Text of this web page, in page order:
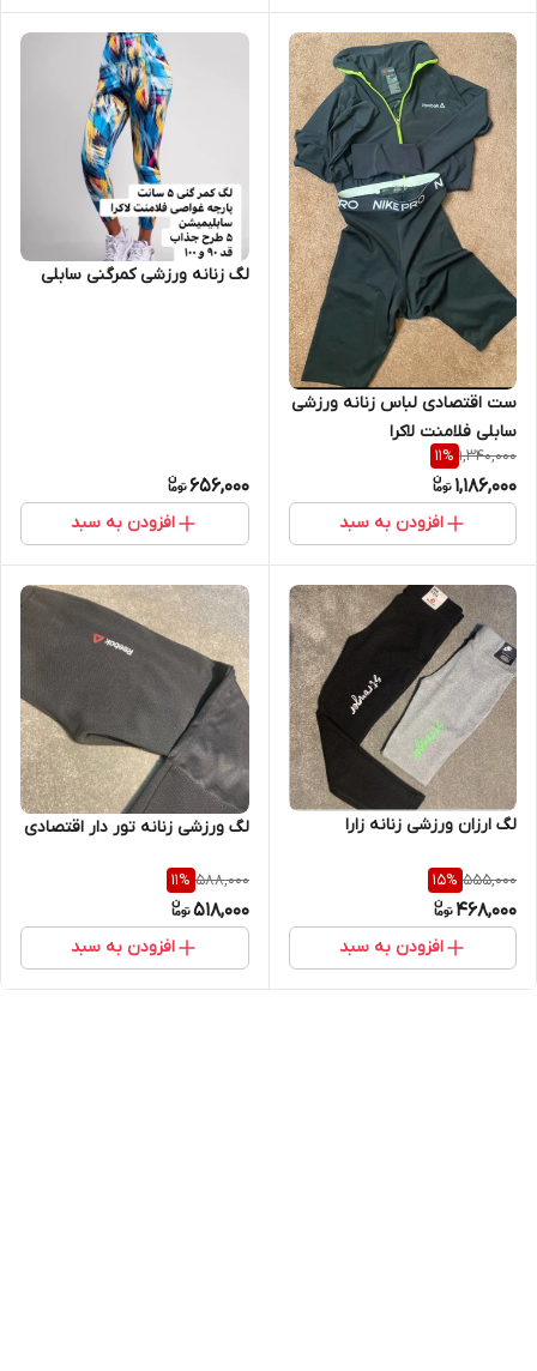
ست اقتصادی لباس زنانه ورزشی
سابلی فلامنت لاکرا
1,340,000
11%
1,186,000
افزودن به سبد
لگ زنانه ورزشی کمرگنی سابلی
656,000
افزودن به سبد
لگ ارزان ورزشی زنانه زارا
555,000
15%
468,000
افزودن به سبد
لگ ورزشی زنانه تور دار اقتصادی
588,000
11%
518,000
افزودن به سبد